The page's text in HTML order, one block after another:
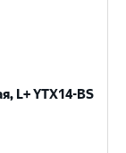
L+ YTX14-BS